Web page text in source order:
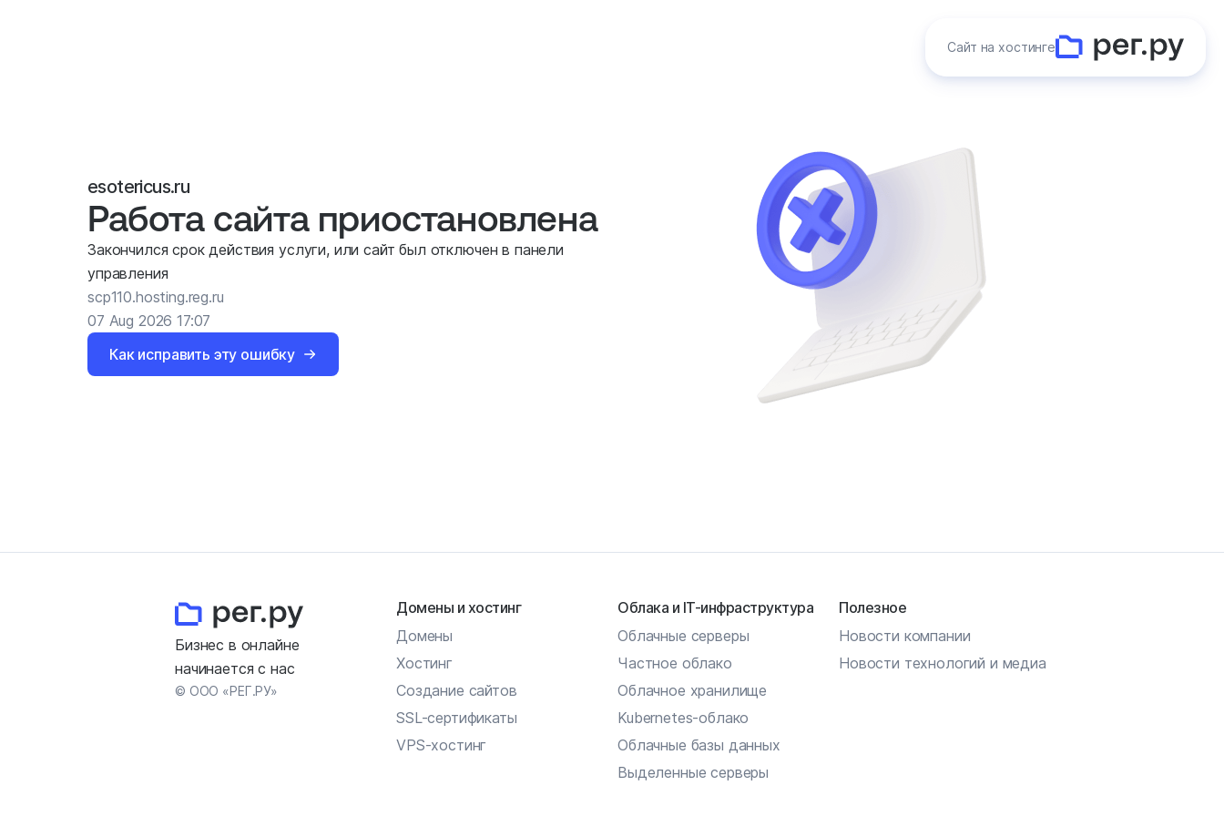
Сайт на хостинге
esotericus.ru
Работа сайта приостановлена
Закончился срок действия услуги, или сайт был отключен в панели
управления
scp110.hosting.reg.ru
07 Aug 2026 17:07
Как исправить эту ошибку
Бизнес в онлайне
начинается с нас
© ООО «РЕГ.РУ»
Домены и хостинг
Домены
Хостинг
Создание сайтов
SSL-сертификаты
VPS-хостинг
Облака и IT-инфраструктура
Облачные серверы
Частное облако
Облачное хранилище
Kubernetes-облако
Облачные базы данных
Выделенные серверы
Полезное
Новости компании
Новости технологий и медиа